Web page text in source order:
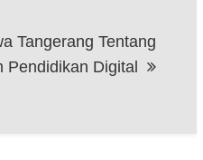
Tangerang Tentang
Pendidikan Digital